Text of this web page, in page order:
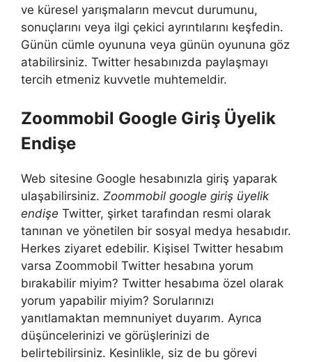
ve küresel yarışmaların mevcut durumunu,
sonuçlarını veya ilgi çekici ayrıntılarını keşfedin.
Günün cümle oyununa veya günün oyununa göz
atabilirsiniz. Twitter hesabınızda paylaşmayı
tercih etmeniz kuvvetle muhtemeldir.
Zoommobil Google Giriş Üyelik
Endişe
Web sitesine Google hesabınızla giriş yaparak
ulaşabilirsiniz. Zoommobil google giriş üyelik
endişe Twitter, şirket tarafından resmi olarak
tanınan ve yönetilen bir sosyal medya hesabıdır.
Herkes ziyaret edebilir. Kişisel Twitter hesabım
varsa Zoommobil Twitter hesabına yorum
bırakabilir miyim? Twitter hesabıma özel olarak
yorum yapabilir miyim? Sorularınızı
yanıtlamaktan memnuniyet duyarım. Ayrıca
düşüncelerinizi ve görüşlerinizi de
belirtebilirsiniz. Kesinlikle, siz de bu görevi